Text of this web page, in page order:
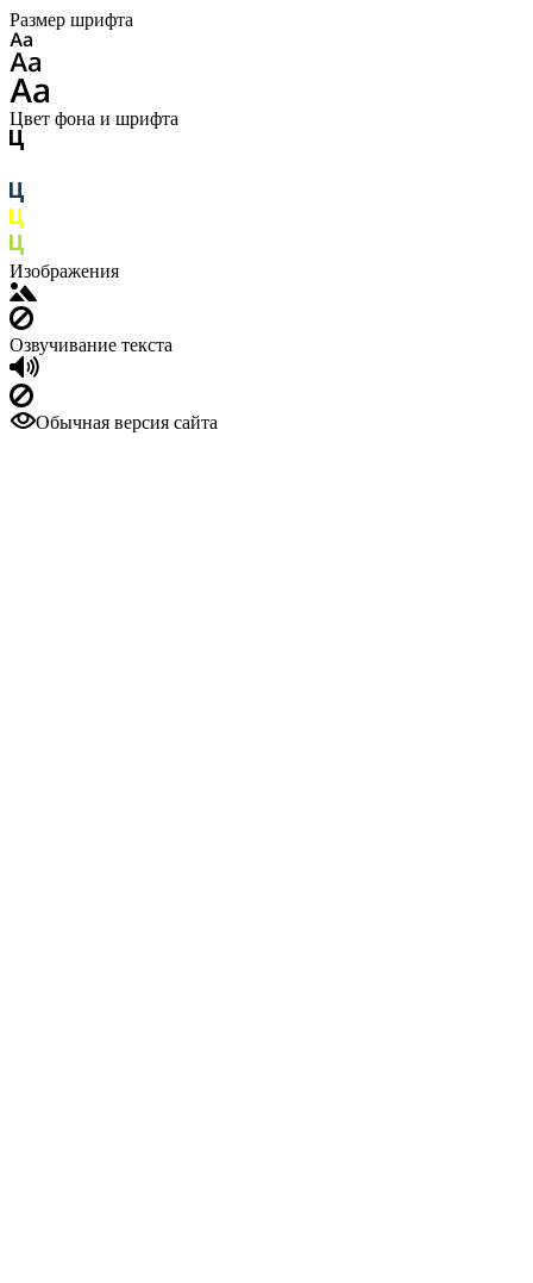
Размер шрифта
Цвет фона и шрифта
Изображения
Озвучивание текста
Обычная версия сайта